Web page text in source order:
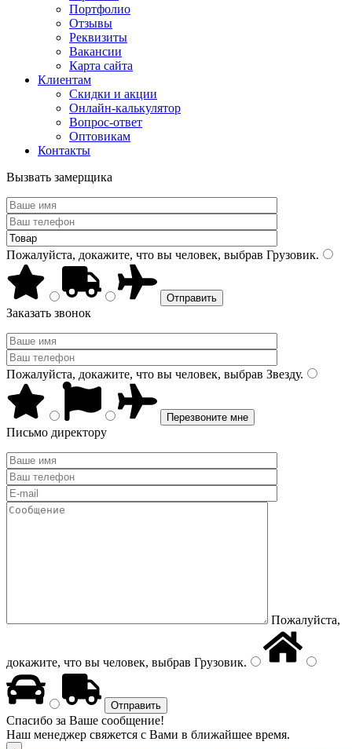
Портфолио
Отзывы
Реквизиты
Вакансии
Карта сайта
Клиентам
Скидки и акции
Онлайн-калькулятор
Вопрос-ответ
Оптовикам
Контакты
Вызвать замерщика
Пожалуйста, докажите, что вы человек, выбрав Грузовик.
Заказать звонок
Пожалуйста, докажите, что вы человек, выбрав Звезду.
Письмо директору
Пожалуйста,
докажите, что вы человек, выбрав Грузовик.
Спасибо за Ваше сообщение!
Наш менеджер свяжется с Вами в ближайшее время.